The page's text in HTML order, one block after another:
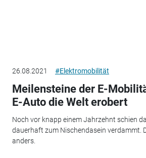
26.08.2021 #Elektromobilität
Meilensteine der E-
E-Auto die Welt erobert
Noch vor knapp einem Jahrzehnt schien
dauerhaft zum Nischendasein verdammt.
anders.